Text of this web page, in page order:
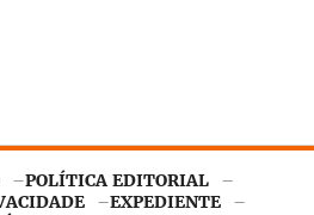
POLÍTICA EDITORIAL
EXPEDIENTE